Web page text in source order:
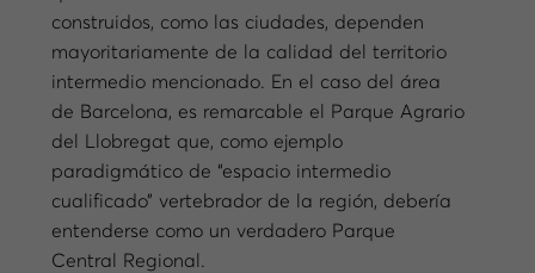
construidos, como las ciudades, dependen
mayoritariamente de la calidad del territorio
intermedio mencionado. En el caso del área
de Barcelona, es remarcable el Parque Agrario
del Llobregat que, como ejemplo
paradigmático de “espacio intermedio
cualificado” vertebrador de la región, debería
entenderse como un verdadero Parque
Central Regional.